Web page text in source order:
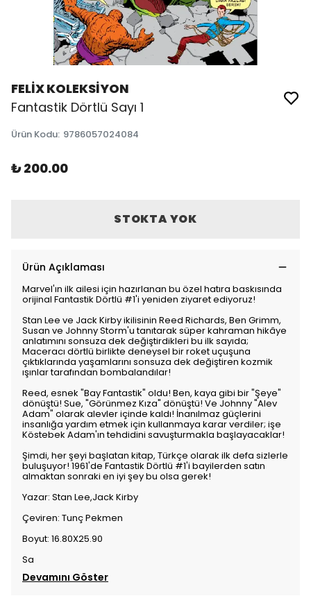
FELİX KOLEKSİYON
Fantastik Dörtlü Sayı 1
Ürün Kodu: 9786057024084
₺ 200.00
STOKTA YOK
Ürün Açıklaması
Marvel'ın ilk ailesi için hazırlanan bu özel hatıra baskısında
orijinal Fantastik Dörtlü #1'i yeniden ziyaret ediyoruz!
Stan Lee ve Jack Kirby ikilisinin Reed Richards, Ben Grimm,
Susan ve Johnny Storm'u tanıtarak süper kahraman hikâye
anlatımını sonsuza dek değiştirdikleri bu ilk sayıda;
Maceracı dörtlü birlikte deneysel bir roket uçuşuna
çıktıklarında yaşamlarını sonsuza dek değiştiren kozmik
ışınlar tarafından bombalandılar!
Reed, esnek "Bay Fantastik" oldu! Ben, kaya gibi bir "Şeye"
dönüştü! Sue, "Görünmez Kıza" dönüştü! Ve Johnny "Alev
Adam" olarak alevler içinde kaldı! İnanılmaz güçlerini
insanlığa yardım etmek için kullanmaya karar verdiler; işe
Köstebek Adam'ın tehdidini savuşturmakla başlayacaklar!
Şimdi, her şeyi başlatan kitap, Türkçe olarak ilk defa sizlerle
buluşuyor! 1961'de Fantastik Dörtlü #1'i bayilerden satın
almaktan sonraki en iyi şey bu olsa gerek!
Yazar: Stan Lee,Jack Kirby
Çeviren: Tunç Pekmen
Boyut: 16.80X25.90
Sa
Devamını Göster